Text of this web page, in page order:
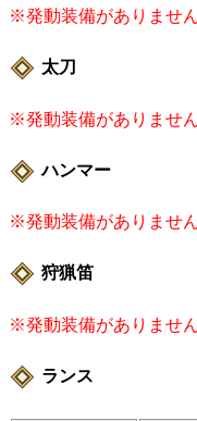
※発動装備がありませ
太刀
※発動装備がありませ
ハンマー
※発動装備がありませ
狩猟笛
※発動装備がありませ
ランス